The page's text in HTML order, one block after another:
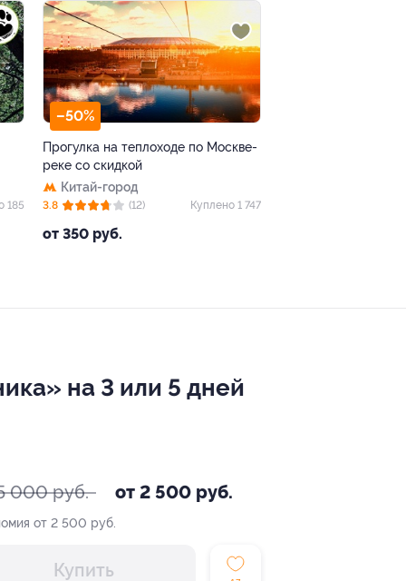
185
–50%
Прогулка на теплоходе по Москве-
реке со скидкой
Китай-город
от 350 руб.
3.8 (12) Куплено 1 747
на 3 или 5 дней
000 руб. от 2 500 руб.
от 2 500 руб.
Купить